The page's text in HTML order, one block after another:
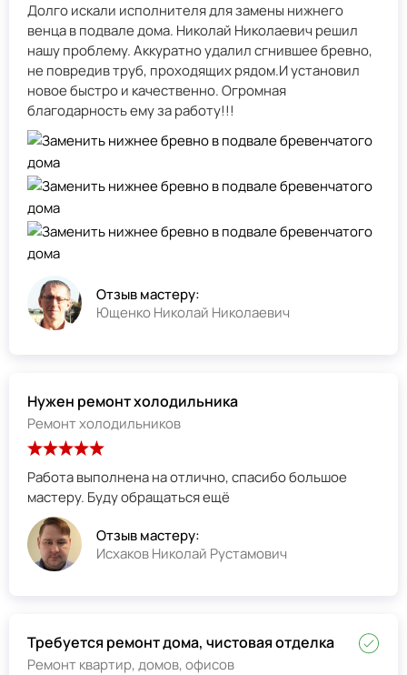
Долго искали исполнителя для замены нижнего
венца в подвале дома. Николай Николаевич решил
нашу проблему. Аккуратно удалил сгнившее бревно,
не повредив труб, проходящих рядом.И установил
новое быстро и качественно. Огромная
благодарность ему за работу!!!
Отзыв мастеру:
Ющенко Николай Николаевич
Нужен ремонт холодильника
Ремонт холодильников
Работа выполнена на отлично, спасибо большое
мастеру. Буду обращаться ещё
Отзыв мастеру:
Исхаков Николай Рустамович
Требуется ремонт дома, чистовая отделка
Ремонт квартир, домов, офисов